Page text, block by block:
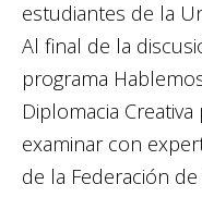
estudiantes de la
Al final de la
programa
Diplomacia
examinar con
de la Federación de